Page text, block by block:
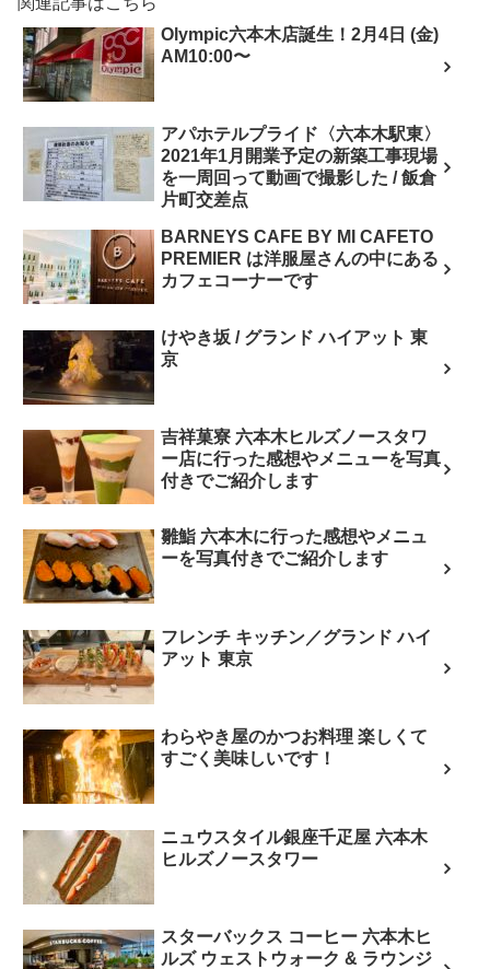
Olympic六本木店誕生！2月4日 (金)
AM10:00〜
アパホテルプライド〈六本木駅東〉
2021年1月開業予定の新築工事現場
を一周回って動画で撮影した / 飯倉
片町交差点
BARNEYS CAFE BY MI CAFETO
PREMIER は洋服屋さんの中にある
カフェコーナーです
けやき坂 / グランド ハイアット 東
京
吉祥菓寮 六本木ヒルズノースタワ
ー店に行った感想やメニューを写真
付きでご紹介します
雛鮨 六本木に行った感想やメニュ
ーを写真付きでご紹介します
フレンチ キッチン／グランド ハイ
アット 東京
わらやき屋のかつお料理 楽しくて
すごく美味しいです！
ニュウスタイル銀座千疋屋 六本木
ヒルズノースタワー
スターバックス コーヒー 六本木ヒ
ルズ ウェストウォーク & ラウンジ